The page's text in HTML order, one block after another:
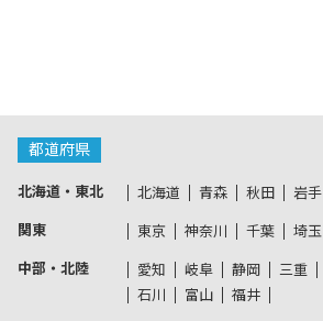
都道府県
北海道・東北 北海道 青森 秋田 岩手
関東 東京 神奈川 千葉 埼玉
中部・北陸 愛知 岐阜 静岡 三重
石川
富山 福井